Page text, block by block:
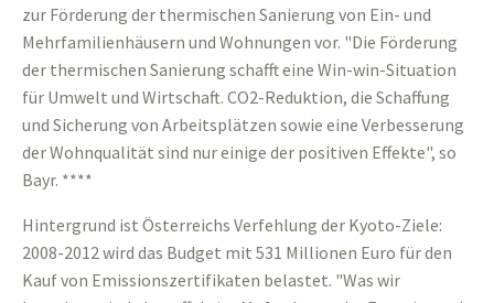
zur Förderung der thermischen Sanierung von Ein- und
Mehrfamilienhäusern und Wohnungen vor. "Die Förderung
der thermischen Sanierung schafft eine Win-win-Situation
für Umwelt und Wirtschaft. CO2-Reduktion, die Schaffung
und Sicherung von Arbeitsplätzen sowie eine Verbesserung
der Wohnqualität sind nur einige der positiven Effekte", so
Bayr. ****
Hintergrund ist Österreichs Verfehlung der Kyoto-Ziele:
2008-2012 wird das Budget mit 531 Millionen Euro für den
Kauf von Emissionszertifikaten belastet. "Was wir